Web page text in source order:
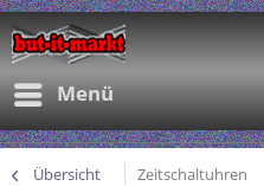
Menü
Übersicht Zeitschaltuhren